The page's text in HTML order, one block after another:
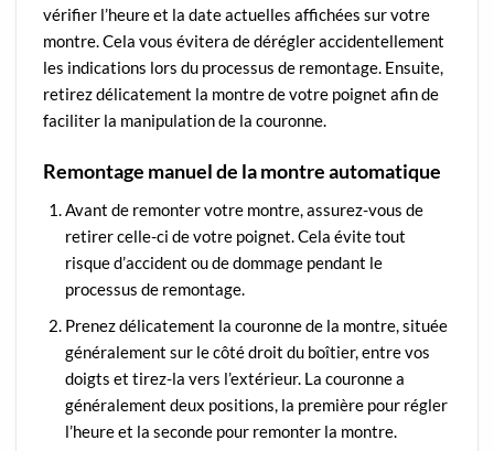
vérifier l’heure et la date actuelles affichées sur votre
montre. Cela vous évitera de dérégler accidentellement
les indications lors du processus de remontage. Ensuite,
retirez délicatement la montre de votre poignet afin de
faciliter la manipulation de la couronne.
Remontage manuel de la montre automatique
Avant de remonter votre montre, assurez-vous de
retirer celle-ci de votre poignet. Cela évite tout
risque d’accident ou de dommage pendant le
processus de remontage.
Prenez délicatement la couronne de la montre, située
généralement sur le côté droit du boîtier, entre vos
doigts et tirez-la vers l’extérieur. La couronne a
généralement deux positions, la première pour régler
l’heure et la seconde pour remonter la montre.